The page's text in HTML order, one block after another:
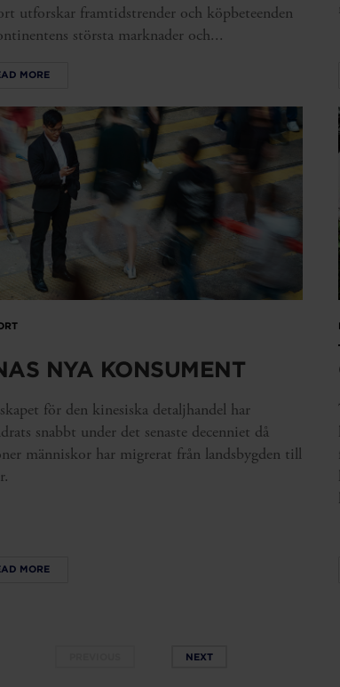
utforskar framtidstrender och köpbeteenden
största marknader och...
MORE
NYA KONSUMENT
för den kinesiska detaljhandel har
snabbt under det senaste decenniet då
människor har migrerat från landsbygden till
MORE
NEXT